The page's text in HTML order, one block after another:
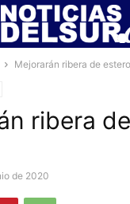
Mejorarán ribera de
ribera
de 2020